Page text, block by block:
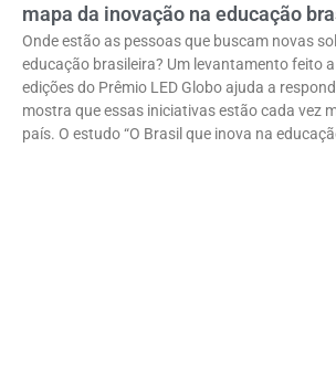
mapa da inovação na educação
Onde estão as pessoas que buscam novas
educação brasileira? Um levantamento feito
edições do Prêmio LED Globo ajuda a
mostra que essas iniciativas estão cada vez
país. O estudo “O Brasil que inova na